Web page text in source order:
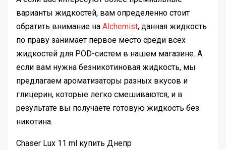
варианты жидкостей, вам определенно стоит
обратить внимание на Alchemist, данная жидкость
по праву занимает первое место среди всех
жидкостей для POD-систем в нашем магазине. А
если вам нужна безникотиновая жидкость, мы
предлагаем ароматизаторы разных вкусов и
глицерин, которые легко смешиваются, и в
результате вы получаете готовую жидкость без
никотина.
Chaser Lux 11 ml купить Днепр